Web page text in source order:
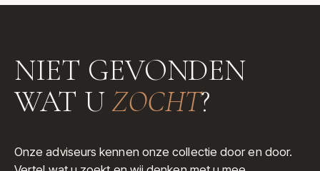
NIET GEVONDEN
WAT UZOCHT?
Onze adviseurs kennen onze collectie door en door.